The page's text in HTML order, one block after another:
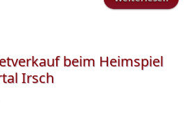
beim Heimspiel
Irsch